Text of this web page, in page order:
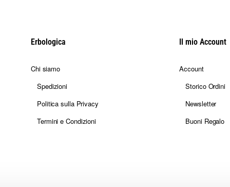
Erbologica
Chi siamo
Spedizioni
Politica sulla Privacy
Termini e Condizioni
Il mio Account
Account
Storico Ordini
Newsletter
Buoni Regalo